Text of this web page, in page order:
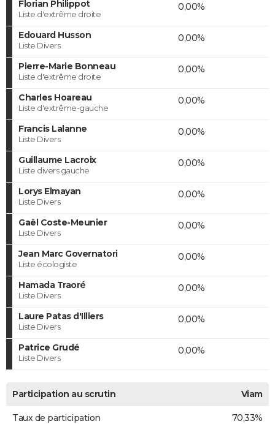
Florian Philippot
Liste d'extrême droite
0,00%
Edouard Husson
Liste Divers
0,00%
Pierre-Marie Bonneau
Liste d'extrême droite
0,00%
Charles Hoareau
Liste d'extrême-gauche
0,00%
Francis Lalanne
Liste Divers
0,00%
Guillaume Lacroix
Liste divers gauche
0,00%
Lorys Elmayan
Liste Divers
0,00%
Gaël Coste-Meunier
Liste Divers
0,00%
Jean Marc Governatori
Liste écologiste
0,00%
Hamada Traoré
Liste Divers
0,00%
Laure Patas d'Illiers
Liste Divers
0,00%
Patrice Grudé
Liste Divers
0,00%
Participation au scrutin Viam
Taux de participation 70,33%